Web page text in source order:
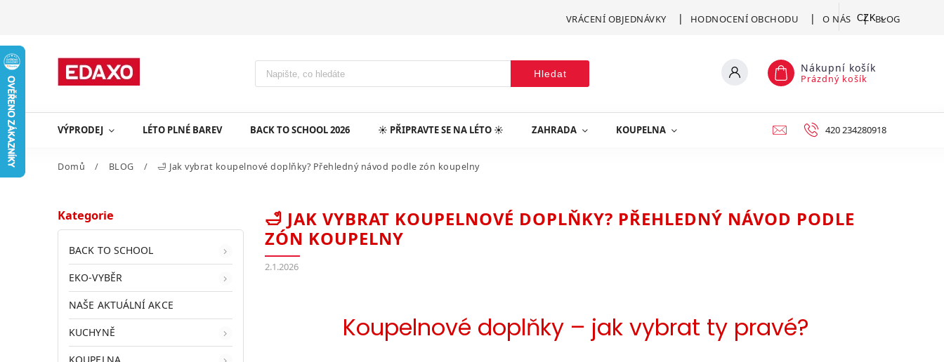
VRÁCENÍ OBJEDNÁVKY HODNOCENÍ OBCHODU O NÁS BLOG
CZK
Hledat Nákupní košík
Prázdný košík
VÝPRODEJ LÉTO PLNÉ BAREV BACK TO SCHOOL 2026 ☀️ PŘIPRAVTE SE NA LÉTO ☀️ ZAHRADA KOUPELNA DEKORACE NÁBYTEK A
420 234280918
Domů / BLOG / 🛁 Jak vybrat koupelnové doplňky? Přehledný návod podle zón koupelny
Kategorie
BACK TO SCHOOL
EKO-VYBĚR
NAŠE AKTUÁLNÍ AKCE
KUCHYNĚ
🛁 JAK VYBRAT KOUPELNOVÉ DOPLŇKY? PŘEHLEDNÝ NÁVOD PODLE
ZÓN KOUPELNY
2.1.2026
Koupelnové doplňky – jak vybrat ty pravé?